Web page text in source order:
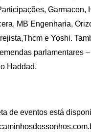
Garmacon,
MB Engenharia,
e Yoshi.
parlamentares
Haddad.
de eventos está